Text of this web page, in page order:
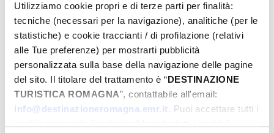
Utilizziamo cookie propri e di terze parti per finalità:
tecniche (necessari per la navigazione), analitiche (per le
statistiche) e cookie traccianti / di profilazione (relativi
alle Tue preferenze) per mostrarti pubblicità
personalizzata sulla base della navigazione delle pagine
del sito. Il titolare del trattamento è “DESTINAZIONE
TURISTICA ROMAGNA”, contattabile all'email:
info@destinazioneromagna.emr.it. Puoi accettare tutti i
Comune di Rimini propose
également
La Terrazza Della Dolce Vita
Dis, Mer, Mange